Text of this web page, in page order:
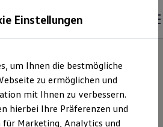
Modelle |
Einstellungen
um Ihnen die bestmögliche
zu ermöglichen und
mit Ihnen zu verbessern.
hierbei Ihre Präferenzen und
Marketing, Analytics und